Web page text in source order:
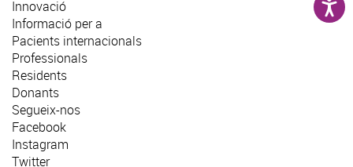
Innovació
Informació per a
Pacients internacionals
Professionals
Residents
Donants
Segueix-nos
Facebook
Instagram
Twitter